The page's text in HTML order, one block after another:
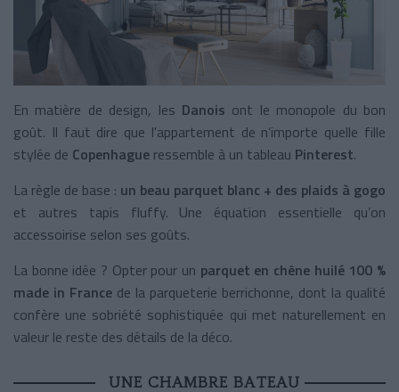
En matière de design, les Danois ont le monopole du bon
goût. Il faut dire que l'appartement de n’importe quelle fille
stylée de Copenhague ressemble à un tableau Pinterest.
La règle de base : un beau parquet blanc + des plaids à gogo
et autres tapis fluffy. Une équation essentielle qu’on
accessoirise selon ses goûts.
La bonne idée ? Opter pour un parquet en chêne huilé 100 %
made in France de la parqueterie berrichonne, dont la qualité
confère une sobriété sophistiquée qui met naturellement en
valeur le reste des détails de la déco.
UNE CHAMBRE BATEAU